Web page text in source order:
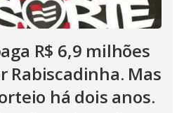
R$ 6,9 milhões
Rabiscadinha. Mas
há dois anos.